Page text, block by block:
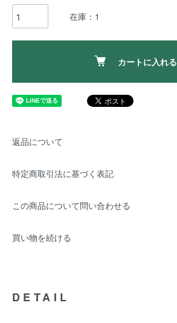
在庫：1
カートに入れる
返品について
特定商取引法に基づく表記
この商品について問い合わせる
買い物を続ける
DETAIL